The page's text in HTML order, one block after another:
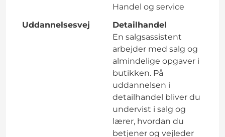
Handel og service
Uddannelsesvej
Detailhandel
En salgsassistent
arbejder med salg og
almindelige opgaver i
butikken. På
uddannelsen i
detailhandel bliver du
undervist i salg og
lærer, hvordan du
betjener og vejleder